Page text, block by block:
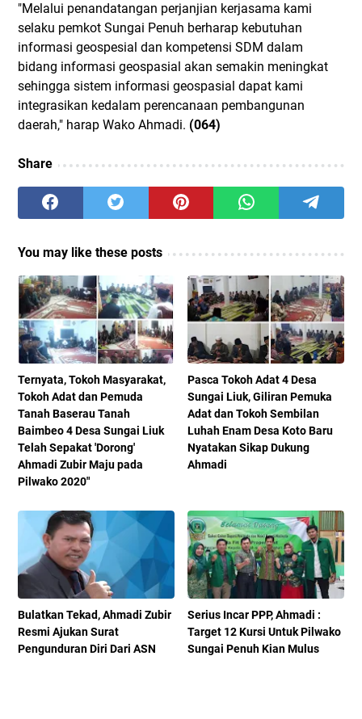
"Melalui penandatangan perjanjian kerjasama kami
selaku pemkot Sungai Penuh berharap kebutuhan
informasi geospesial dan kompetensi SDM dalam
bidang informasi geospasial akan semakin meningkat
sehingga sistem informasi geospasial dapat kami
integrasikan kedalam perencanaan pembangunan
daerah," harap Wako Ahmadi. (064)
Share
You may like these posts
Ternyata, Tokoh Masyarakat,
Tokoh Adat dan Pemuda
Tanah Baserau Tanah
Baimbeo 4 Desa Sungai Liuk
Telah Sepakat 'Dorong'
Ahmadi Zubir Maju pada
Pilwako 2020"
Pasca Tokoh Adat 4 Desa
Sungai Liuk, Giliran Pemuka
Adat dan Tokoh Sembilan
Luhah Enam Desa Koto Baru
Nyatakan Sikap Dukung
Ahmadi
Bulatkan Tekad, Ahmadi Zubir
Resmi Ajukan Surat
Pengunduran Diri Dari ASN
Serius Incar PPP, Ahmadi :
Target 12 Kursi Untuk Pilwako
Sungai Penuh Kian Mulus